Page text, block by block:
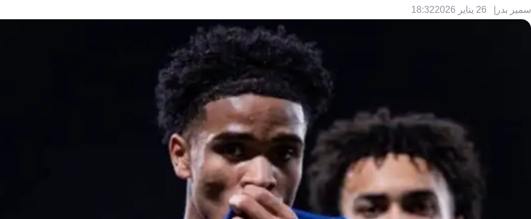
سمير بدر 26 يناير 2026 18:32